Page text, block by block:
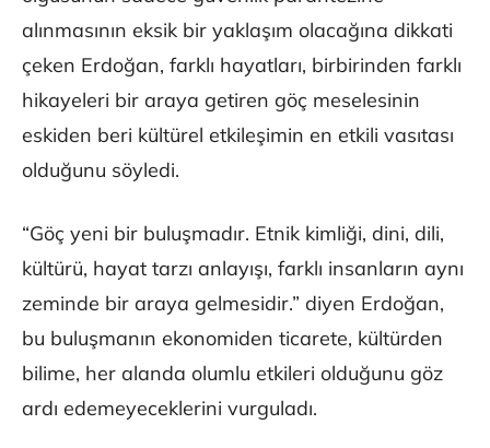
alınmasının eksik bir yaklaşım olacağına dikkati
çeken Erdoğan, farklı hayatları, birbirinden farklı
hikayeleri bir araya getiren göç meselesinin
eskiden beri kültürel etkileşimin en etkili vasıtası
olduğunu söyledi.
“Göç yeni bir buluşmadır. Etnik kimliği, dini, dili,
kültürü, hayat tarzı anlayışı, farklı insanların aynı
zeminde bir araya gelmesidir.” diyen Erdoğan,
bu buluşmanın ekonomiden ticarete, kültürden
bilime, her alanda olumlu etkileri olduğunu göz
ardı edemeyeceklerini vurguladı.